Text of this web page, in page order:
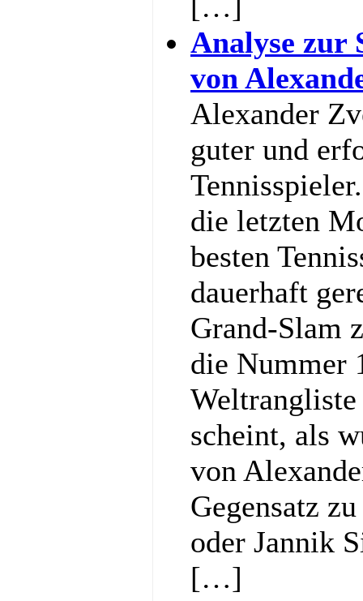
Analyse zur
von
Alexander
guter und
die letzten
besten
dauerhaft
Grand-Slam
die Nummer
scheint, als
von
Gegensatz
oder Jannik
[…]